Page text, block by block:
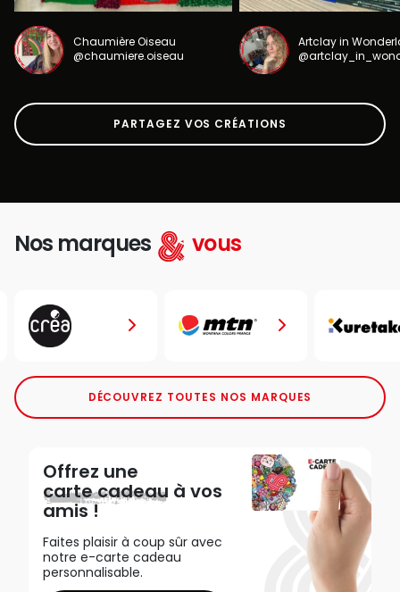
Chaumière Oiseau
@chaumiere.oiseau
Artclay in
PARTAGEZ VOS CRÉATIONS
Nos marques vous
DÉCOUVREZ TOUTES NOS MARQUES
Offrez une
carte cadeau à vos
amis !
Faites plaisir à coup sûr avec
notre e-carte cadeau
personnalisable.